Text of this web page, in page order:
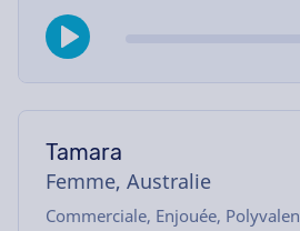
Tamara
Femme, Australie
Commerciale, Enjouée,